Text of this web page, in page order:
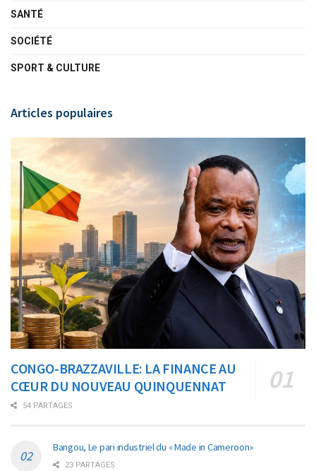
SANTÉ
SOCIÉTÉ
SPORT & CULTURE
Articles populaires
CONGO-BRAZZAVILLE: LA FINANCE AU
CŒUR DU NOUVEAU QUINQUENNAT
54 PARTAGES
Bangou, Le pari industriel du « Made in Cameroon»
23 PARTAGES